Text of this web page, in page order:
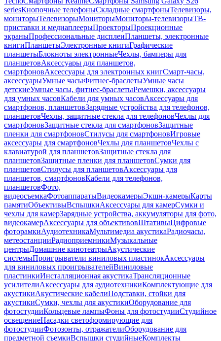
seriesКнопочные телефоныСкладные смартфоныТелевизоры,
мониторыТелевизорыМониторыМониторы-телевизорыТВ-
приставки и медиаплеерыПроекторыПроекционные
экраныПрофессиональные дисплеиПланшеты, электронные
книгиПланшетыЭлектронные книгиГрафические
планшетыБлокноты электронныеЧехлы, бамперы для
планшетовАксессуары для планшетов,
смартфоновАксессуары для электронных книгСмарт-часы,
аксессуарыУмные часыФитнес-браслетыУмные часы
детскиеУмные часы, фитнес-браслетыРемешки, аксессуары
для умных часовКабели для умных часовАксессуары для
смартфонов, планшетовЗарядные устройства для телефонов,
планшетовЧехлы, защитные стекла для телефоновЧехлы для
смартфоновЗащитные стекла для смартфоновЗащитные
пленки для смартфоновСтилусы для смартфоновИгровые
аксессуары для смартфоновЧехлы для планшетовЧехлы с
клавиатурой для планшетовЗащитные стекла для
планшетовЗащитные пленки для планшетовСумки для
планшетовСтилусы для планшетовАксессуары для
планшетов, смартфоновКабели для телефонов,
планшетовФото,
видеосъемкаФотоаппаратыВидеокамерыЭкшн-камерыКарты
памятиОбъективыВспышкиАксессуары для камерСумки и
чехлы для камерЗарядные устройства, аккумуляторы для фото,
видеокамерАксессуары для объективовШтативыЦифровые
фоторамкиАудиотехникаМультимедиа акустикаРадиочасы,
метеостанцииРадиоприемникиМузыкальные
центрыДомашние кинотеатрыАкустические
системыПроигрыватели виниловых пластинокАксессуары
для виниловых проигрывателейВиниловые
пластинкиИнсталляционная акустикаТрансляционные
усилителиАксессуары для аудиотехникиКомплектующие для
акустикиАкустические кабелиПодставки, стойки для
акустикиСумки, чехлы для акустикиОборудование для
фотостудииКольцевые лампыФоны для фотостудииСтудийное
освещениеНасадки светоформирующие для
фотостудииФотозонты, отражателиОборудование для
предметной съемкиВспышки студийныеКомплекты